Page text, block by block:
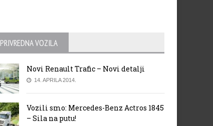
PRIVREDNA VOZILA
Novi Renault Trafic – Novi detalji
14. APRILA 2014.
Vozili smo: Mercedes-Benz Actros 1845
– Sila na putu!